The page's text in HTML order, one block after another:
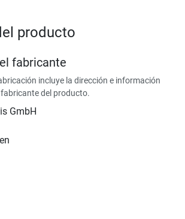
producto
fabricante
incluye la dirección e información
del producto.
GmbH